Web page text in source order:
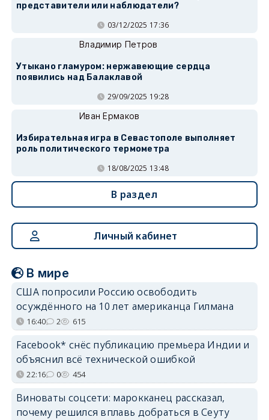
представители или наблюдатели?
03/12/2025 17:36
Владимир Петров
Утыкано гламуром: нержавеющие сердца
появились над Балаклавой
29/09/2025 19:28
Иван Ермаков
Избирательная игра в Севастополе выполняет
роль политического термометра
18/08/2025 13:48
В раздел
Личный кабинет
В мире
США попросили Россию освободить
осуждённого на 10 лет американца Гилмана
16:40 2 615
Facebook* снёс публикацию премьера Индии и
объяснил всё технической ошибкой
22:16 0 454
Виноваты соцсети: марокканец рассказал,
почему решился вплавь добраться в Сеуту